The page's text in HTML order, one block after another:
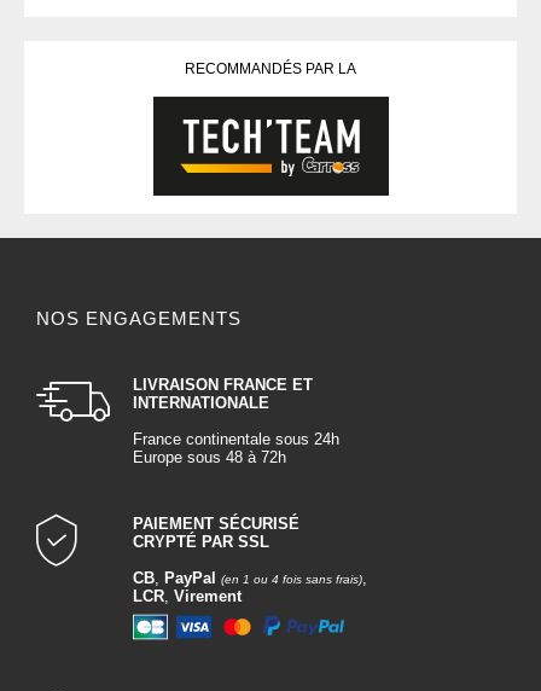
RECOMMANDÉS PAR LA
NOS ENGAGEMENTS
LIVRAISON FRANCE ET
INTERNATIONALE
France continentale sous 24h
Europe sous 48 à 72h
PAIEMENT SÉCURISÉ
CRYPTÉ PAR SSL
CB, PayPal (en 1 ou 4 fois sans frais),
LCR, Virement